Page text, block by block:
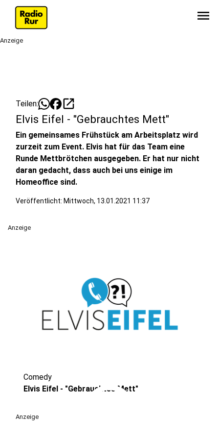
menu
Anzeige
Teilen: open_in_new
Elvis Eifel - "Gebrauchtes Mett"
Ein gemeinsames Frühstück am Arbeitsplatz wird
zurzeit zum Event. Elvis hat für das Team eine
Runde Mettbrötchen ausgegeben. Er hat nur nicht
daran gedacht, dass auch bei uns einige im
Homeoffice sind.
Veröffentlicht: Mittwoch, 13.01.2021 11:37
Anzeige
play_circle
Comedy
Elvis Eifel - "Gebrauchtes Mett"
Anzeige